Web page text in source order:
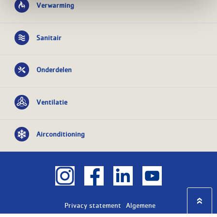
Verwarming
Sanitair
Onderdelen
Ventilatie
Airconditioning
Privacy statement
Algemene